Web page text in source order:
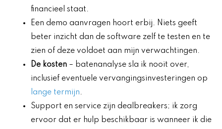
financieel staat.
Een demo aanvragen hoort erbij. Niets geeft
beter inzicht dan de software zelf te testen en te
zien of deze voldoet aan mijn verwachtingen.
De kosten – batenanalyse sla ik nooit over,
inclusief eventuele vervangingsinvesteringen op
lange termijn.
Support en service zijn dealbreakers; ik zorg
ervoor dat er hulp beschikbaar is wanneer ik die